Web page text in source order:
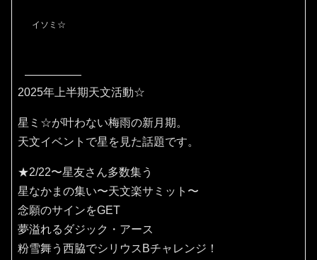
イソミ☆
2025年上半期天文活動☆
星ミ☆が叶わない梅雨の新月期。
天文イベントで星を見た話題です。
★2/22〜星友さん多数集う
星なかまの集い〜天文楽サミット〜
念願のサインをGET
夢溢れるダジック・アース
粉雪舞う西脇でシリウスBチャレンジ！